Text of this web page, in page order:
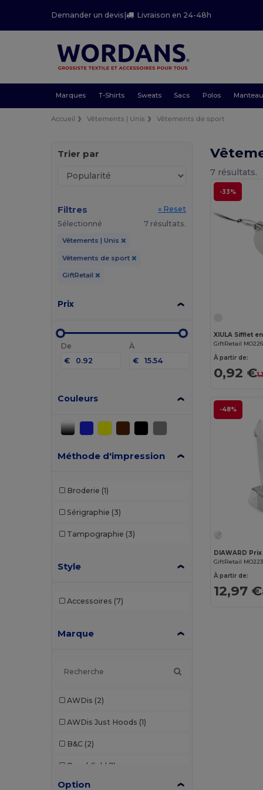
Demander un devis | Livraison en 24-48h
Marques T-Shirts Sweats Sacs Polos
Accueil Vêtements | Unis Vêtements de sport
Trier par
Filtres
« Reset
Sélectionné
7 résultats.
Vêtements | Unis
Vêtements de sport
GiftRetail
Prix
De
€
À
€
Couleurs
Méthode d'impression
Broderie (1)
Sérigraphie (3)
Tampographie (3)
Style
Accessoires (7)
Marque
AWDis (2)
AWDis Just Hoods (1)
B&C (2)
Beechfield (1)
Brook Taverner
Option
7 résultats.
-33%
XIULA Sifflet
GiftRetail
À partir de:
0,92 €
-48%
GiftRetail
À partir de:
12,97 €